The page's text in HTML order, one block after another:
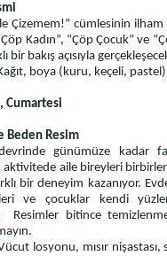
Çizemem!” cümlesinin
Kadın”, “Çöp Çocuk” ve
bir bakış açısıyla
boya (kuru, keçeli, pastel)
Cumartesi
Beden Resim
günümüze kadar
aktivitede aile bireyleri
bir deneyim kazanıyor.
ve çocuklar kendi
Resimler bitince
losyonu, mısır nişastası,